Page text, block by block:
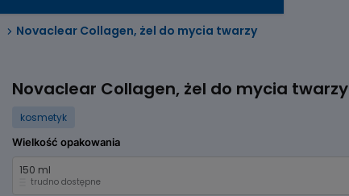
Novaclear Collagen, żel do mycia twarzy
Novaclear Collagen, żel do mycia twarzy
kosmetyk
Wielkość opakowania
150 ml
trudno dostępne